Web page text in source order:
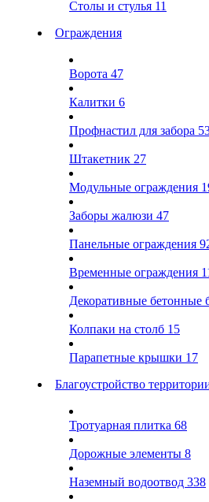
Столы и стулья 11
Ограждения
Ворота 47
Калитки 6
Профнастил для забора
Штакетник 27
Модульные ограждения
Заборы жалюзи 47
Панельные ограждения
Временные ограждения
Декоративные бетонные
Колпаки на столб 15
Парапетные крышки 17
Благоустройство
Тротуарная плитка 68
Дорожные элементы 8
Наземный водоотвод 338